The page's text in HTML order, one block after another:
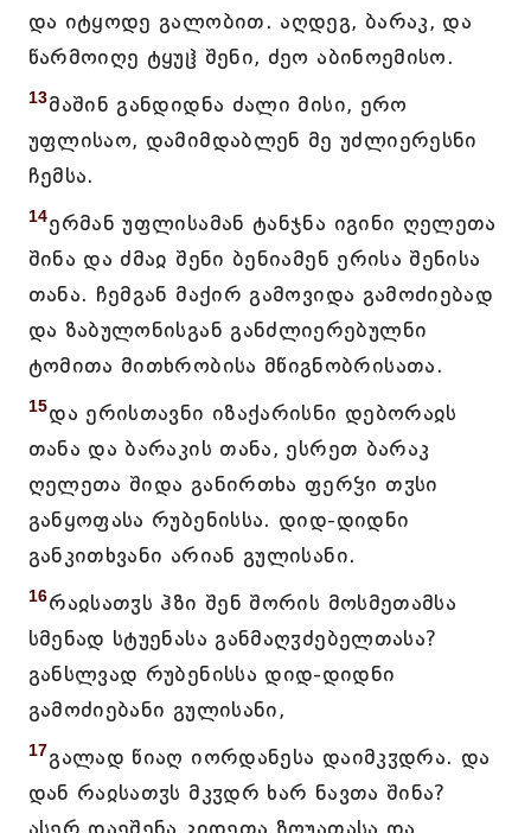
და იტყოდე გალობით. აღდეგ, ბარაკ, და
წარმოიღე ტყუჱ შენი, ძეო აბინოემისო.
13მაშინ განდიდნა ძალი მისი, ერო
უფლისაო, დამიმდაბლენ მე უძლიერესნი
ჩემსა.
14ერმან უფლისამან ტანჯნა იგინი ღელეთა
შინა და ძმაჲ შენი ბენიამენ ერისა შენისა
თანა. ჩემგან მაქირ გამოვიდა გამოძიებად
და ზაბულონისგან განძლიერებულნი
ტომითა მითხრობისა მწიგნობრისათა.
15და ერისთავნი იზაქარისნი დებორაჲს
თანა და ბარაკის თანა, ესრეთ ბარაკ
ღელეთა შიდა განირთხა ფერჴი თჳსი
განყოფასა რუბენისსა. დიდ-დიდნი
განკითხვანი არიან გულისანი.
16რაჲსათჳს ჰზი შენ შორის მოსმეთამსა
სმენად სტუენასა განმაღჳძებელთასა?
განსლვად რუბენისსა დიდ-დიდნი
გამოძიებანი გულისანი,
17გალად წიაღ იორდანესა დაიმკჳდრა. და
დან რაჲსათჳს მკჳდრ ხარ ნავთა შინა?